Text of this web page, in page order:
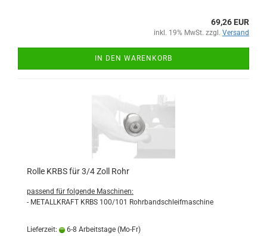
69,26 EUR
inkl. 19% MwSt. zzgl. Versand
IN DEN WARENKORB
Rolle KRBS für 3/4 Zoll Rohr
passend für folgende Maschinen:
- METALLKRAFT KRBS 100/101 Rohrbandschleifmaschine
Lieferzeit: 6-8 Arbeitstage (Mo-Fr)